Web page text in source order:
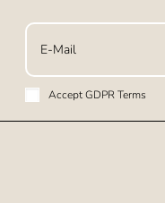
Accept GDPR Terms